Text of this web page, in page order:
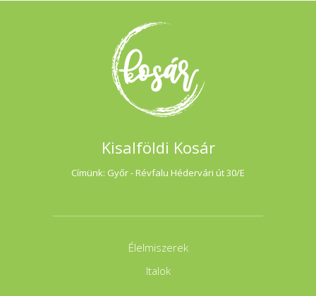
törődést igényel. 4. Mert egyedi és személyes Minden darab
külön világ: gondosan válogatott növények, színek, formák és
természetes elemek harmóniája. Ajándéknak is tökéletes –
nem hervad el, nem szokványos, és sokáig szép marad. 5.
Mert megnyugtat és feltölt A mini dzsungel látványa
stresszoldó, segít lelassulni és kapcsolatot teremteni a
természettel, még városi környezetben is. Tartalmazza:5
literes üvegben 1-3 féle növény beültetve, faragott tetővel.
Kisalföldi Kosár
Címünk: Győr - Révfalu Hédervári út 30/E
Élelmiszerek
Italok